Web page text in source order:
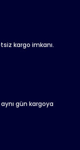
kargo imkanı.
gün kargoya